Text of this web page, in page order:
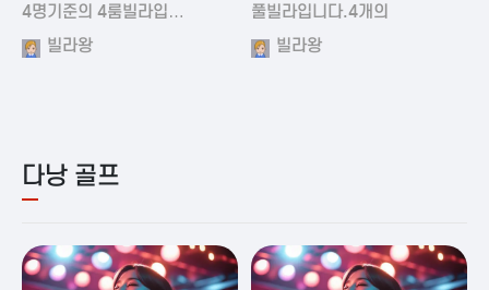
4명기준의 4룸빌라입…
빌라왕
풀빌라입니다.4개의
아름다운방과…
빌라왕
다낭 골프